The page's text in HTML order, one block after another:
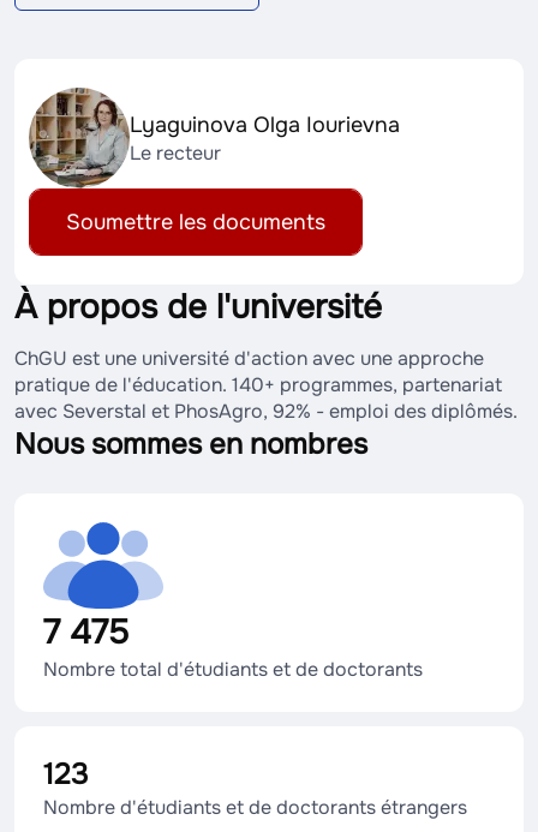
Lyaguinova Olga Iourievna
Le recteur
Soumettre les documents
À propos de l'université
ChGU est une université d'action avec une approche
pratique de l'éducation. 140+ programmes, partenariat
avec Severstal et PhosAgro, 92% - emploi des diplômés.
Nous sommes en nombres
7 475
Nombre total d'étudiants et de doctorants
123
Nombre d'étudiants et de doctorants étrangers